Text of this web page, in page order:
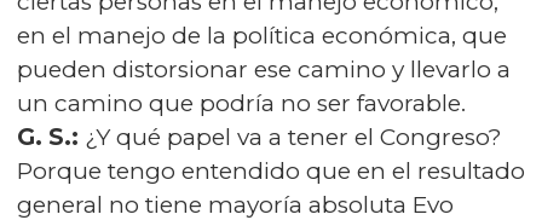
en el manejo de la política económica, que
pueden distorsionar ese camino y llevarlo a
un camino que podría no ser favorable.
G. S.: ¿Y qué papel va a tener el Congreso?
Porque tengo entendido que en el resultado
general no tiene mayoría absoluta Evo